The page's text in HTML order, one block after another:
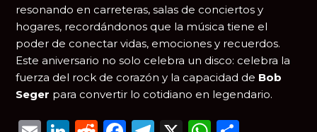
resonando en carreteras, salas de conciertos y
hogares, recordándonos que la música tiene el
poder de conectar vidas, emociones y recuerdos.
Este aniversario no solo celebra un disco: celebra la
fuerza del rock de corazón y la capacidad de Bob
Seger para convertir lo cotidiano en legendario.